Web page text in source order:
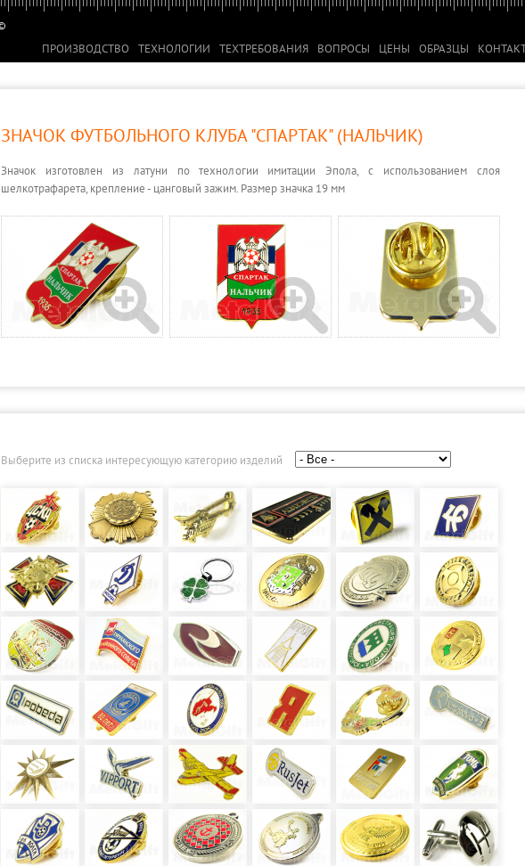
ПРОИЗВОДСТВО ТЕХНОЛОГИИ ТЕХТРЕБОВАНИЯ ВОПРОСЫ ЦЕНЫ ОБРАЗЦЫ
ЗНАЧОК ФУТБОЛЬНОГО КЛУБА "СПАРТАК" (НАЛЬЧИК)
Значок изготовлен из латуни по технологии имитации Эпола, с использованием слоя
шелкотрафарета, крепление - цанговый зажим. Размер значка 19 мм
Выберите из списка интересующую категорию изделий